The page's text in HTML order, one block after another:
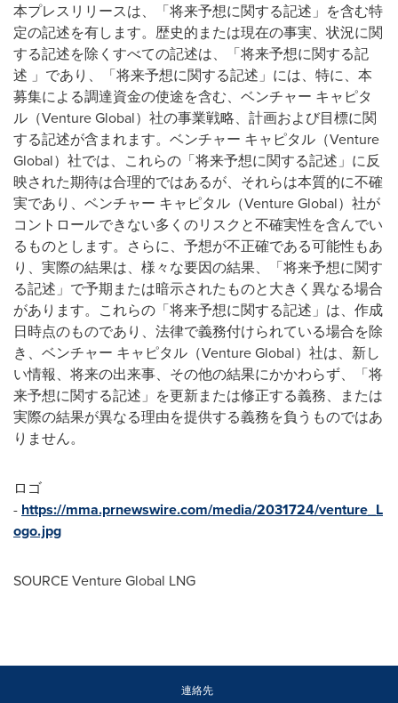
本プレスリリースは、「将来予想に関する記述」を含む特
定の記述を有します。歴史的または現在の事実、状況に関
する記述を除くすべての記述は、「将来予想に関する記
述 」であり、「将来予想に関する記述」には、特に、本
募集による調達資金の使途を含む、ベンチャー キャピタ
ル（Venture Global）社の事業戦略、計画および目標に関
する記述が含まれます。ベンチャー キャピタル（Venture
Global）社では、これらの「将来予想に関する記述」に反
映された期待は合理的ではあるが、それらは本質的に不確
実であり、ベンチャー キャピタル（Venture Global）社が
コントロールできない多くのリスクと不確実性を含んでい
るものとします。さらに、予想が不正確である可能性もあ
り、実際の結果は、様々な要因の結果、「将来予想に関す
る記述」で予期または暗示されたものと大きく異なる場合
があります。これらの「将来予想に関する記述」は、作成
日時点のものであり、法律で義務付けられている場合を除
き、ベンチャー キャピタル（Venture Global）社は、新し
い情報、将来の出来事、その他の結果にかかわらず、「将
来予想に関する記述」を更新または修正する義務、または
実際の結果が異なる理由を提供する義務を負うものではあ
りません。
ロゴ
- https://mma.prnewswire.com/media/2031724/venture_L
ogo.jpg
SOURCE Venture Global LNG
連絡先